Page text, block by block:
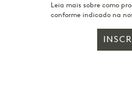
Leia mais sobre como
conforme indicado na